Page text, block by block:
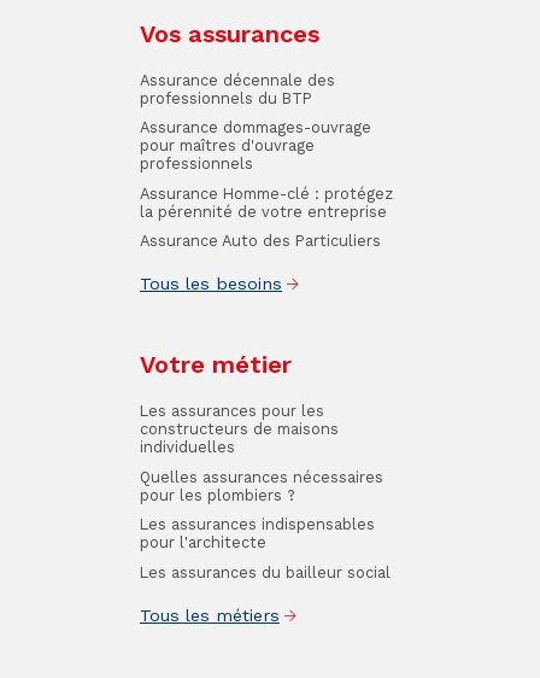
Vos assurances
Assurance décennale des
professionnels du BTP
Assurance dommages-ouvrage
pour maîtres d'ouvrage
professionnels
Assurance Homme-clé : protégez
la pérennité de votre entreprise
Assurance Auto des Particuliers
Tous les besoins
Votre métier
Les assurances pour les
constructeurs de maisons
individuelles
Quelles assurances nécessaires
pour les plombiers ?
Les assurances indispensables
pour l'architecte
Les assurances du bailleur social
Tous les métiers